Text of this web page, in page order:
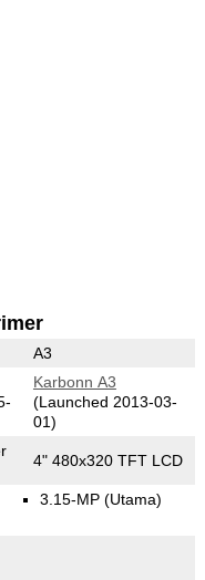
A3
Karbonn A3
(Launched 2013-03-
01)
4" 480x320 TFT LCD
3.15-MP (Utama)